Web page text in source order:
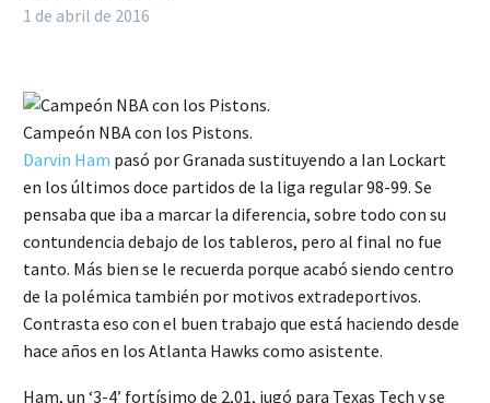
1 de abril de 2016
Campeón NBA con los Pistons.
Darvin Ham pasó por Granada sustituyendo a Ian Lockart
en los últimos doce partidos de la liga regular 98-99. Se
pensaba que iba a marcar la diferencia, sobre todo con su
contundencia debajo de los tableros, pero al final no fue
tanto. Más bien se le recuerda porque acabó siendo centro
de la polémica también por motivos extradeportivos.
Contrasta eso con el buen trabajo que está haciendo desde
hace años en los Atlanta Hawks como asistente.
Ham, un ‘3-4’ fortísimo de 2,01, jugó para Texas Tech y se